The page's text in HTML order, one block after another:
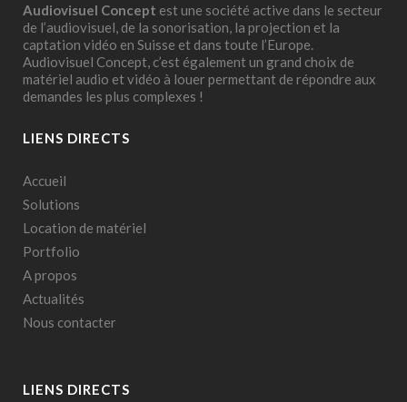
Audiovisuel Concept est une société active dans le secteur
de l’audiovisuel, de la sonorisation, la projection et la
captation vidéo en Suisse et dans toute l’Europe.
Audiovisuel Concept, c’est également un grand choix de
matériel audio et vidéo à louer permettant de répondre aux
demandes les plus complexes !
LIENS DIRECTS
Accueil
Solutions
Location de matériel
Portfolio
A propos
Actualités
Nous contacter
LIENS DIRECTS